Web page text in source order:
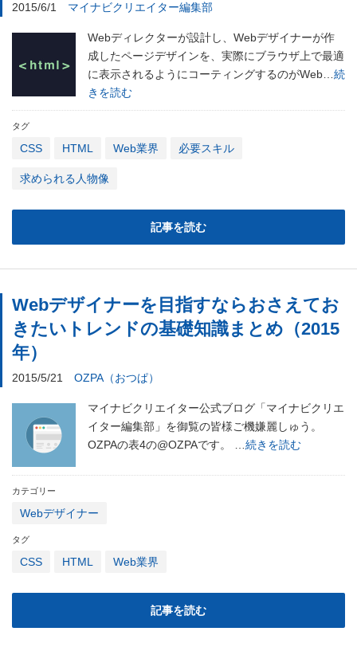
2015/6/1 マイナビクリエイター編集部
Webディレクターが設計し、Webデザイナーが作
成したページデザインを、実際にブラウザ上で最適
に表示されるようにコーティングするのがWeb… 続
きを読む
タグ
CSS HTML Web業界 必要スキル
求められる人物像
記事を読む
Webデザイナーを目指すならおさえてお
きたいトレンドの基礎知識まとめ（2015
年）
2015/5/21 OZPA（おつぱ）
マイナビクリエイター公式ブログ「マイナビクリエ
イター編集部」を御覧の皆様ご機嫌麗しゅう。
OZPAの表4の@OZPAです。 … 続きを読む
カテゴリー
Webデザイナー
タグ
CSS HTML Web業界
記事を読む